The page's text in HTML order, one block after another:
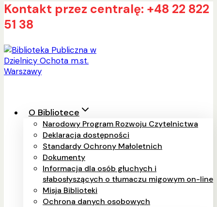
Przejdź
do
treści
Kontakt przez centralę: +48 22 822
51 38
O Bibliotece
Narodowy Program Rozwoju Czytelnictwa
Deklaracja dostępności
Standardy Ochrony Małoletnich
Dokumenty
Informacja dla osób głuchych i
słabosłyszących o tłumaczu migowym on-line
Misja Biblioteki
Ochrona danych osobowych